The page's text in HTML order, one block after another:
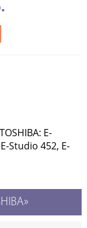
E-
Studio 452, E-